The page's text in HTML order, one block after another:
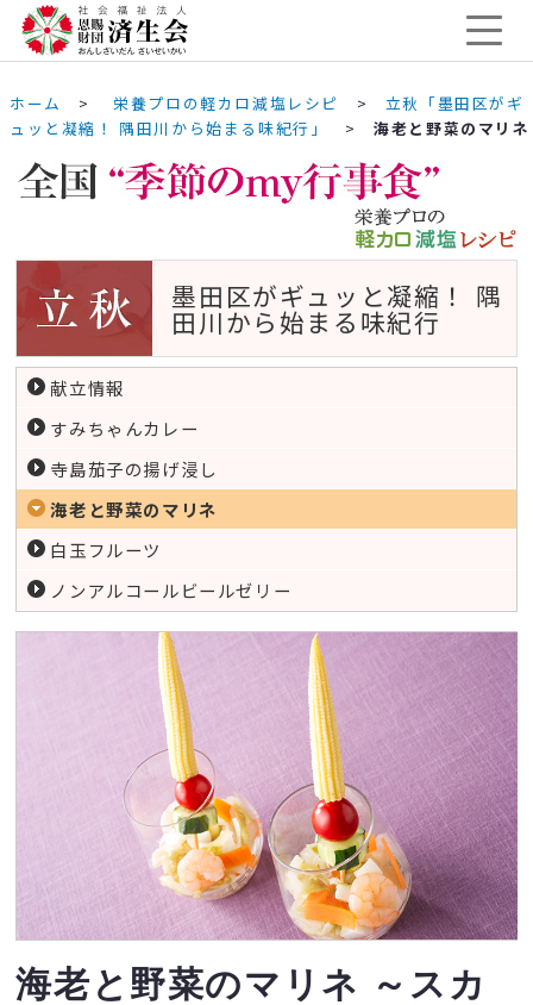
ホーム >栄養プロの軽カロ減塩レシピ > 立秋「墨田区がギ
ュッと凝縮！ 隅田川から始まる味紀行」
>海老と野菜のマリネ
墨田区がギュッと凝縮！ 隅
田川から始まる味紀行
献立情報
すみちゃんカレー
寺島茄子の揚げ浸し
海老と野菜のマリネ
白玉フルーツ
ノンアルコールビールゼリー
海老と野菜のマリネ ～スカ